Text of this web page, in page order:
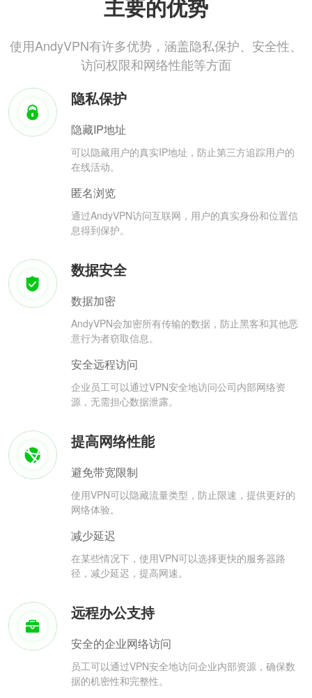
主要的优势
使用AndyVPN有许多优势，涵盖隐私保护、安全性、
访问权限和网络性能等方面
隐私保护
隐藏IP地址
可以隐藏用户的真实IP地址，防止第三方追踪用户的
在线活动。
匿名浏览
通过AndyVPN访问互联网，用户的真实身份和位置信
息得到保护。
数据安全
数据加密
AndyVPN会加密所有传输的数据，防止黑客和其他恶
意行为者窃取信息。
安全远程访问
企业员工可以通过VPN安全地访问公司内部网络资
源，无需担心数据泄露。
提高网络性能
避免带宽限制
使用VPN可以隐藏流量类型，防止限速，提供更好的
网络体验。
减少延迟
在某些情况下，使用VPN可以选择更快的服务器路
径，减少延迟，提高网速。
远程办公支持
安全的企业网络访问
员工可以通过VPN安全地访问企业内部资源，确保数
据的机密性和完整性。